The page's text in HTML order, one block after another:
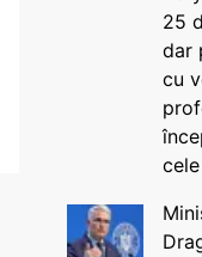
25
dar
cu